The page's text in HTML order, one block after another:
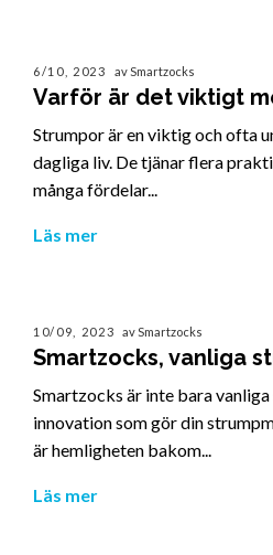
6/10, 2023 av Smartzocks
Varför är det viktigt
Strumpor är en viktig och ofta
dagliga liv. De tjänar flera
många fördelar...
Läs mer
10/09, 2023 av Smartzocks
Smartzocks, vanliga
Smartzocks är inte bara
innovation som gör din
är hemligheten bakom...
Läs mer